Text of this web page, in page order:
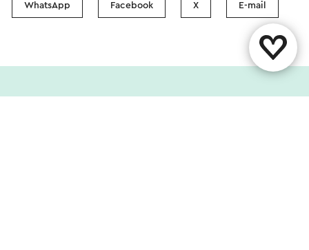
WhatsApp Facebook X E-mail